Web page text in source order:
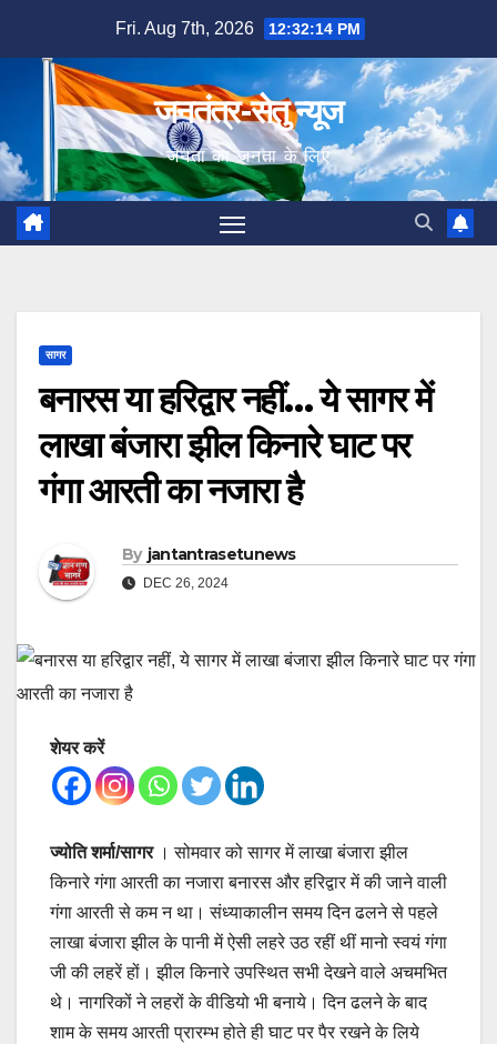
content
Fri. Aug 7th, 2026 12:32:15 PM
जनतंत्र-सेतु न्यूज
जनता का जनता के लिए
सागर
बनारस या हरिद्वार नहीं… ये सागर में
लाखा बंजारा झील किनारे घाट पर
गंगा आरती का नजारा है
By jantantrasetunews
DEC 26, 2024
शेयर करें
ज्योति शर्मा/सागर। सोमवार को सागर में लाखा बंजारा झील
किनारे गंगा आरती का नजारा बनारस और हरिद्वार में की जाने वाली
गंगा आरती से कम न था। संध्याकालीन समय दिन ढलने से पहले
लाखा बंजारा झील के पानी में ऐसी लहरे उठ रहीं थीं मानो स्वयं गंगा
जी की लहरें हों। झील किनारे उपस्थित सभी देखने वाले अचमभित
थे। नागरिकों ने लहरों के वीडियो भी बनाये। दिन ढलने के बाद
शाम के समय आरती प्रारम्भ होते ही घाट पर पैर रखने के लिये